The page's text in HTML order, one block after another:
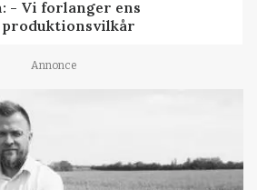
- Vi forlanger ens
Annonce